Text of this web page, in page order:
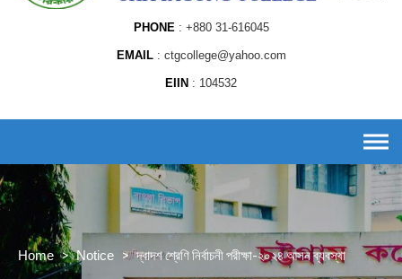
PHONE +880 31-616045
EMAIL ctgcollege@yahoo.com
EIIN 104532
Home > Notice > দ্বাদশ শ্রেণি নির্বাচনী পরীক্ষা-২০২৪ আসন ব্যবস্থা